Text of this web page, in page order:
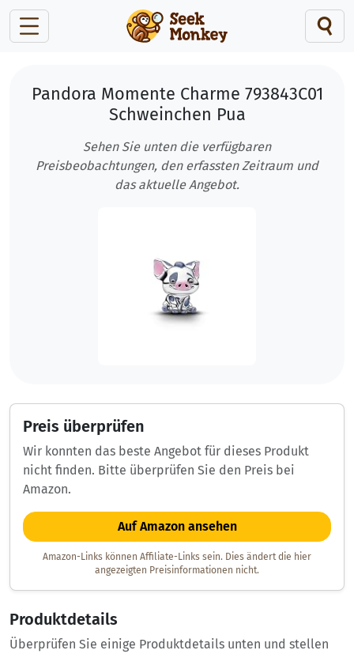
Pandora Momente Charme 793843C01
Schweinchen Pua
Sehen Sie unten die verfügbaren
Preisbeobachtungen, den erfassten Zeitraum und
das aktuelle Angebot.
Preis überprüfen
Wir konnten das beste Angebot für dieses Produkt
nicht finden. Bitte überprüfen Sie den Preis bei
Amazon.
Auf Amazon ansehen
Amazon-Links können Affiliate-Links sein. Dies ändert die hier
angezeigten Preisinformationen nicht.
Produktdetails
Überprüfen Sie einige Produktdetails unten und stellen